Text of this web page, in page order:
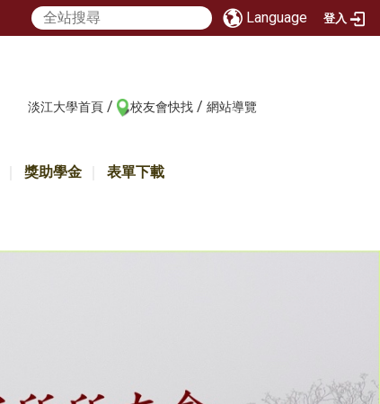
Language 登入
淡江大學首頁 / 校友會快找 / 網站導覽
獎助學金 表單下載